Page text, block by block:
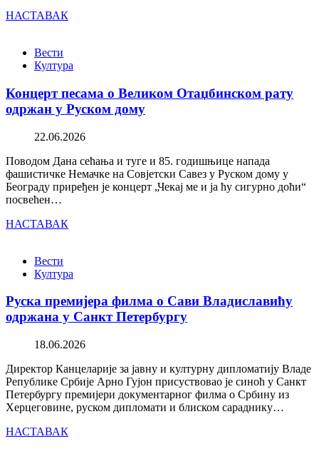
НАСТАВАК
Вести
Култура
Концерт песама о Великом Отаџбинском рату
одржан у Руском дому
22.06.2026
Поводом Дана сећања и туге и 85. годишњице напада
фашистичке Немачке на Совјетски Савез у Руском дому у
Београду приређен је концерт „Чекај ме и ја ћу сигурно доћи“
посвећен…
НАСТАВАК
Вести
Култура
Руска премијера филма о Сави Владиславићу
одржана у Санкт Петербургу
18.06.2026
Директор Канцеларије за јавну и културну дипломатију Владе
Републике Србије Арно Гујон присуствовао је синоћ у Санкт
Петербургу премијери документарног филма о Србину из
Херцеговине, руском дипломати и блиском сараднику…
НАСТАВАК